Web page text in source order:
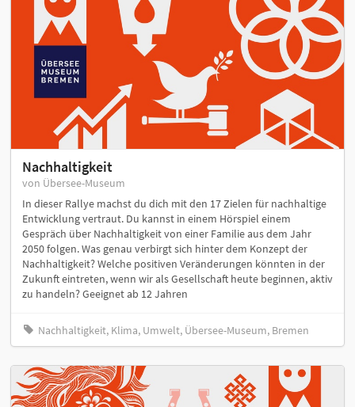
Nachhaltigkeit
von Übersee-Museum
In dieser Rallye machst du dich mit den 17 Zielen für nachhaltige
Entwicklung vertraut. Du kannst in einem Hörspiel einem
Gespräch über Nachhaltigkeit von einer Familie aus dem Jahr
2050 folgen. Was genau verbirgt sich hinter dem Konzept der
Nachhaltigkeit? Welche positiven Veränderungen könnten in der
Zukunft eintreten, wenn wir als Gesellschaft heute beginnen, aktiv
zu handeln? Geeignet ab 12 Jahren
Nachhaltigkeit, Klima, Umwelt, Übersee-Museum, Bremen